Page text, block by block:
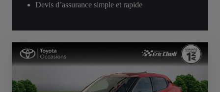
Devis d’assurance simple et rapide